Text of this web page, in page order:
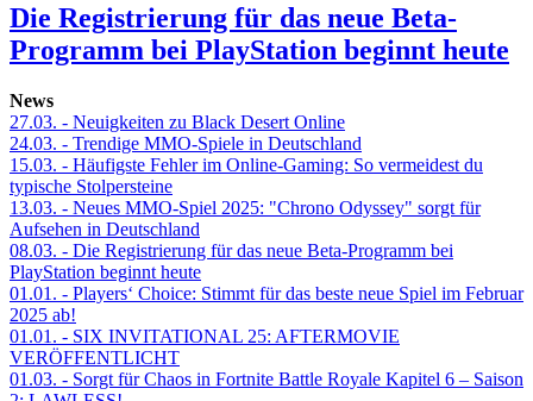
Die Registrierung für das neue Beta-
Programm bei PlayStation beginnt heute
News
27.03. - Neuigkeiten zu Black Desert Online
24.03. - Trendige MMO-Spiele in Deutschland
15.03. - Häufigste Fehler im Online-Gaming: So vermeidest du
typische Stolpersteine
13.03. - Neues MMO-Spiel 2025: "Chrono Odyssey" sorgt für
Aufsehen in Deutschland
08.03. - Die Registrierung für das neue Beta-Programm bei
PlayStation beginnt heute
01.01. - Players‘ Choice: Stimmt für das beste neue Spiel im Februar
2025 ab!
01.01. - SIX INVITATIONAL 25: AFTERMOVIE
VERÖFFENTLICHT
01.03. - Sorgt für Chaos in Fortnite Battle Royale Kapitel 6 – Saison